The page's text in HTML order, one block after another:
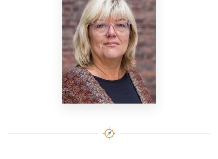
Nettside